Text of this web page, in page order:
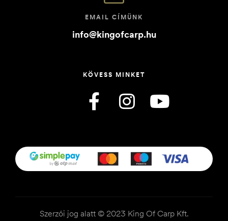
EMAIL CÍMÜNK
info@kingofcarp.hu
KÖVESS MINKET
Szerzői jog alatt © 2023 King Of Carp Kft.